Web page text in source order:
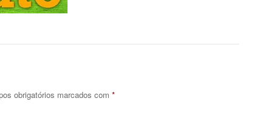
obrigatórios marcados com *